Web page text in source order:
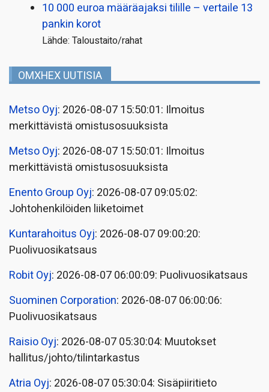
10 000 euroa määräajaksi tilille – vertaile 13
pankin korot
Lähde: Taloustaito/rahat
OMXHEX UUTISIA
Metso Oyj: 2026-08-07 15:50:01: Ilmoitus
merkittävistä omistusosuuksista
Metso Oyj: 2026-08-07 15:50:01: Ilmoitus
merkittävistä omistusosuuksista
Enento Group Oyj: 2026-08-07 09:05:02:
Johtohenkilöiden liiketoimet
Kuntarahoitus Oyj: 2026-08-07 09:00:20:
Puolivuosikatsaus
Robit Oyj: 2026-08-07 06:00:09: Puolivuosikatsaus
Suominen Corporation: 2026-08-07 06:00:06:
Puolivuosikatsaus
Raisio Oyj: 2026-08-07 05:30:04: Muutokset
hallitus/johto/tilintarkastus
Atria Oyj: 2026-08-07 05:30:04: Sisäpiiritieto